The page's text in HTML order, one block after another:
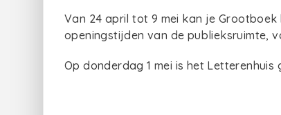
Van 24 april tot 9 mei kan je
openingstijden van de publieksruimte,
Op donderdag 1 mei is het Letterenhuis